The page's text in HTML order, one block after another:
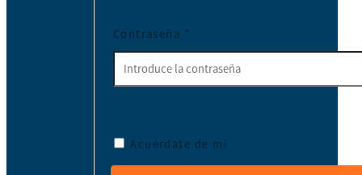
Contraseña *
Acuérdate de mí